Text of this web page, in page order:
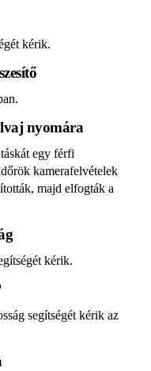
kérik.
nyomára
egy férfi
kamerafelvételek
majd elfogták a
kérik.
segítségét kérik az